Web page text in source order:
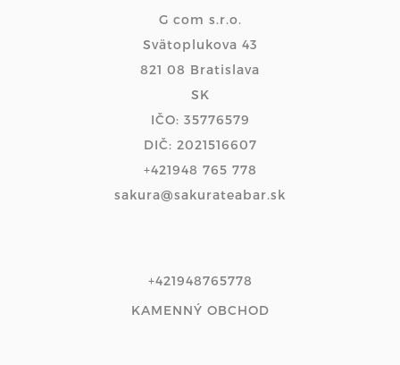
G com s.r.o.
Svätoplukova 43
821 08 Bratislava
SK
IČO: 35776579
DIČ: 2021516607
+421948 765 778
sakura@sakurateabar.sk
+421948765778
KAMENNÝ OBCHOD